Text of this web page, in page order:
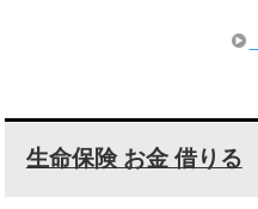
生命保険 お金 借りる